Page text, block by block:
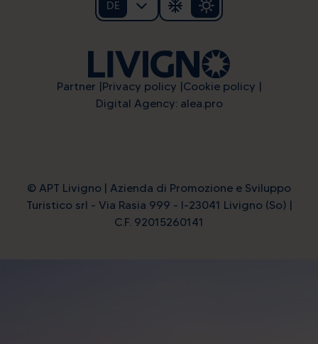
DE
Partner Privacy policy Cookie policy
Digital Agency: alea.pro
© APT Livigno | Azienda di Promozione e Sviluppo
Turistico srl - Via Rasia 999 - I-23041 Livigno (So) |
C.F. 92015260141